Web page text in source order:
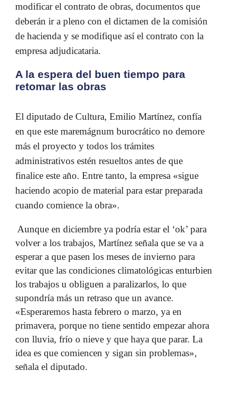
modificar el contrato de obras, documentos que
deberán ir a pleno con el dictamen de la comisión
de hacienda y se modifique así el contrato con la
empresa adjudicataria.
A la espera del buen tiempo para
retomar las obras
El diputado de Cultura, Emilio Martínez, confía
en que este maremágnum burocrático no demore
más el proyecto y todos los trámites
administrativos estén resueltos antes de que
finalice este año. Entre tanto, la empresa «sigue
haciendo acopio de material para estar preparada
cuando comience la obra».
Aunque en diciembre ya podría estar el ‘ok’ para
volver a los trabajos, Martínez señala que se va a
esperar a que pasen los meses de invierno para
evitar que las condiciones climatológicas enturbien
los trabajos u obliguen a paralizarlos, lo que
supondría más un retraso que un avance.
«Esperaremos hasta febrero o marzo, ya en
primavera, porque no tiene sentido empezar ahora
con lluvia, frío o nieve y que haya que parar. La
idea es que comiencen y sigan sin problemas»,
señala el diputado.